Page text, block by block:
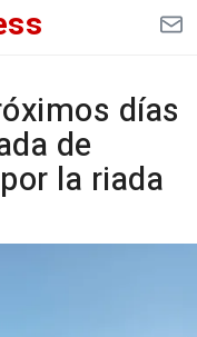
días
de
la riada